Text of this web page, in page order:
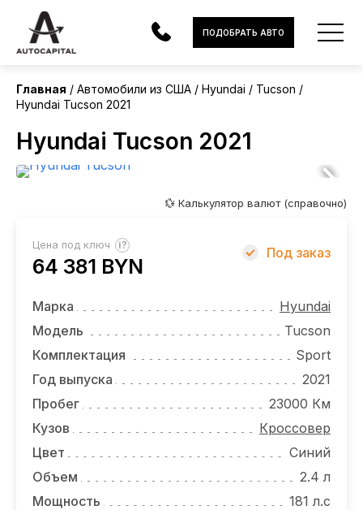
АВТОМОБИЛИ
ЭЛЕКТРОМОБИЛИ
УСЛУГИ
НОВОСТИ
ОТЗЫВЫ
ВАКАНСИИ
О КОМПАНИИ
КОНТАКТЫ
ПОДОБРАТЬ АВТО
Главная Автомобили из США Hyundai
Tucson
Hyundai Tucson 2021
Hyundai Tucson 2021
💱 Калькулятор валют (справочно)
Цена под ключ ?
64 381 BYN
Под заказ
Марка
Hyundai
Модель
Tucson
Комплектация
Sport
Год выпуска
2021
Пробег
23000 Км
Кузов
Кроссовер
Цвет
Синий
Объем
2.4 л
Мощность
181 л.с